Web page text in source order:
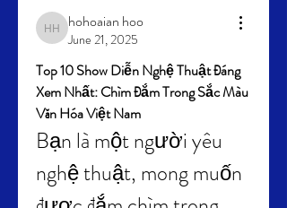
hohoaian hoo
hohoaian hoo
June 21, 2025
Top 10 Show Diễn Nghệ Thuật Đáng
Xem Nhất: Chìm Đắm Trong Sắc Màu
Văn Hóa Việt Nam
Bạn là một người yêu
nghệ thuật, mong muốn